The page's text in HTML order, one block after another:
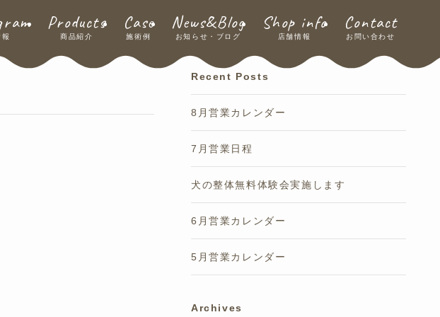
Products
商品紹介
Case
施術例
News&Blog
お知らせ・ブログ
Shop info
店舗情報
Contact
お問い合わせ
Recent Posts
8月営業カレンダー
7月営業日程
犬の整体無料体験会実施します
6月営業カレンダー
5月営業カレンダー
Archives